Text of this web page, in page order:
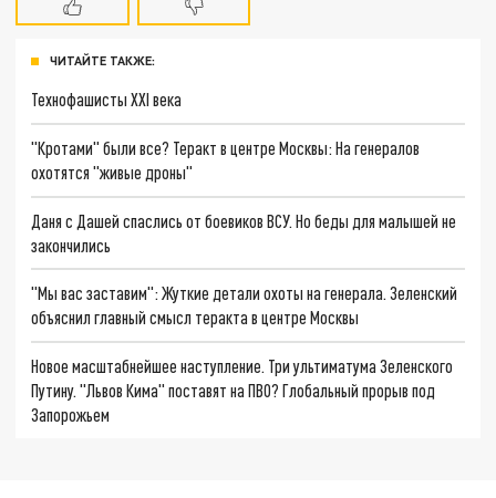
ЧИТАЙТЕ ТАКЖЕ:
Технофашисты XXI века
"Кротами" были все? Теракт в центре Москвы: На генералов
охотятся "живые дроны"
Даня с Дашей спаслись от боевиков ВСУ. Но беды для малышей не
закончились
"Мы вас заставим": Жуткие детали охоты на генерала. Зеленский
объяснил главный смысл теракта в центре Москвы
Новое масштабнейшее наступление. Три ультиматума Зеленского
Путину. "Львов Кима" поставят на ПВО? Глобальный прорыв под
Запорожьем